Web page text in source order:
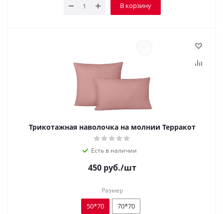
В корзину
Трикотажная наволочка на молнии Терракот
Есть в наличии
450руб./шт
Размер
50*70 70*70